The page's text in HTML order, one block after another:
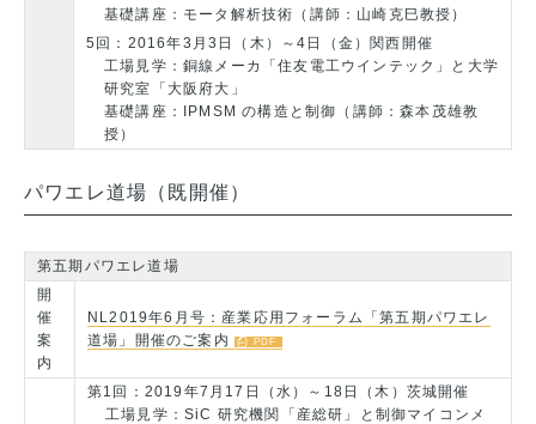
基礎講座：モータ解析技術（講師：山崎克巳教授）
5回：2016年3月3日（木）～4日（金）関西開催
工場見学：銅線メーカ「住友電工ウインテック」と大学
研究室「大阪府大」
基礎講座：IPMSM の構造と制御（講師：森本茂雄教
授）
パワエレ道場（既開催）
第五期パワエレ道場
開
催
案
内
NL2019年6月号：産業応用フォーラム「第五期パワエレ
道場」開催のご案内
第1回：2019年7月17日（水）～18日（木）茨城開催
工場見学：SiC 研究機関「産総研」と制御マイコンメ